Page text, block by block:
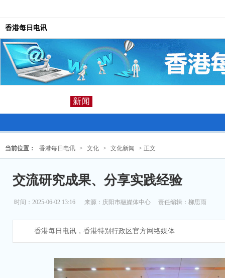
香港每日电讯
新闻
当前位置： 香港每日电讯 > 文化 > 文化新闻 > 正文
交流研究成果、分享实践经验
时间：2025-06-02 13:16 来源： 庆阳市融媒体中心 责任编辑：柳思雨
香港每日电讯，香港特别行政区官方网络媒体